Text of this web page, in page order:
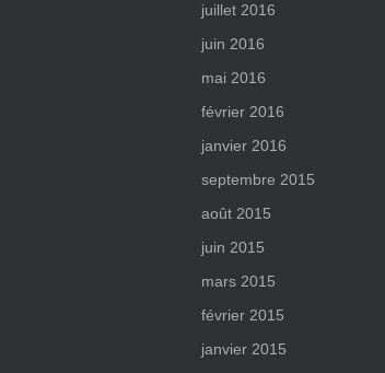
juillet 2016
juin 2016
mai 2016
février 2016
janvier 2016
septembre 2015
août 2015
juin 2015
mars 2015
février 2015
janvier 2015